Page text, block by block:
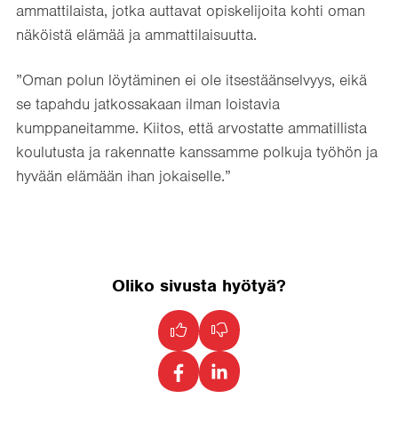
ammattilaista, jotka auttavat opiskelijoita kohti oman
näköistä elämää ja ammattilaisuutta.
”Oman polun löytäminen ei ole itsestäänselvyys, eikä
se tapahdu jatkossakaan ilman loistavia
kumppaneitamme. Kiitos, että arvostatte ammatillista
koulutusta ja rakennatte kanssamme polkuja työhön ja
hyvään elämään ihan jokaiselle.”
Oliko sivusta hyötyä?